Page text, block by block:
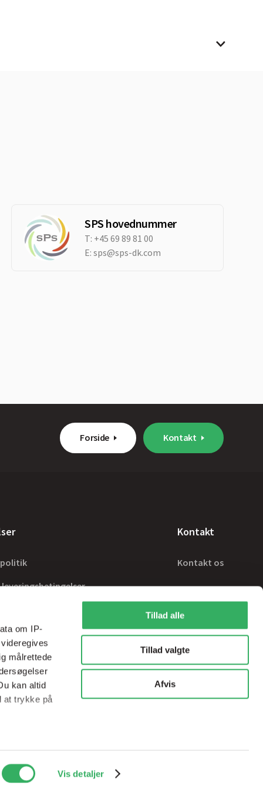
om IP-
målrettede
kan altid
at trykke på
medier og
vores
Vis detaljer
Tillad alle
Tillad valgte
Afvis
SPS hovednummer
T: +45 69 89 81 00
E: sps@sps-dk.com
Forside Kontakt
leveringsbetingelser
Kontakt
Kontakt os
dk.com